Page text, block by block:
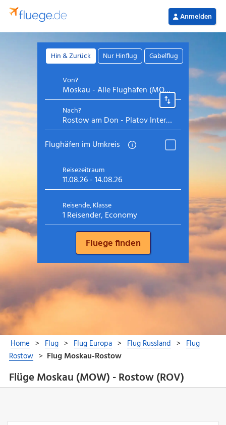
Flüge Moskau (MOW) - Rostow (ROV)